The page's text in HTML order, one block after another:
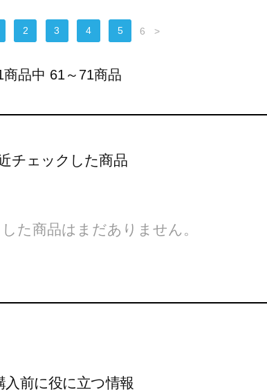
2 3 4 5 6 >
商品中 61～71商品
チェックした商品
た商品はまだありません。
入前に役に立つ情報